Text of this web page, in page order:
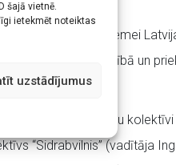
šajā vietnē.
ietekmēt noteiktas
uzstādījumus
“Manai zemei
viņu darbā, ticībā un
paaudzes deju kolektīvi
“Sidrabvilnis” (vadītāja